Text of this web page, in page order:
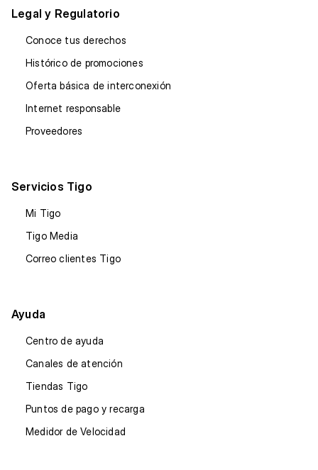
Legal y Regulatorio
Conoce tus derechos
Histórico de promociones
Oferta básica de interconexión
Internet responsable
Proveedores
Servicios Tigo
Mi Tigo
Tigo Media
Correo clientes Tigo
Ayuda
Centro de ayuda
Canales de atención
Tiendas Tigo
Puntos de pago y recarga
Medidor de Velocidad